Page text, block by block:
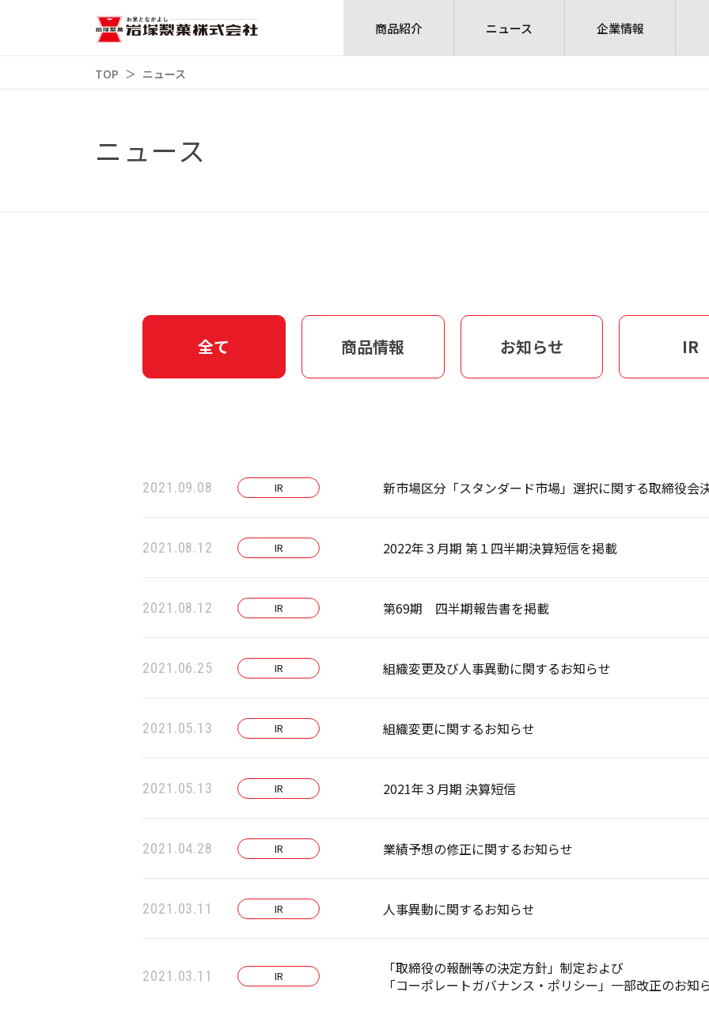
商品紹介 ニュース 企業情報
TOP ニュース
ニュース
全て 商品情報 お知らせ IR
2021.09.08 IR 新市場区分「スタンダード市場」選択に関する取締役会
2021.08.12 IR 2022年３月期 第１四半期決算短信を掲載
2021.08.12 IR 第69期 四半期報告書を掲載
2021.06.25 IR 組織変更及び人事異動に関するお知らせ
2021.05.13 IR 組織変更に関するお知らせ
2021.05.13 IR 2021年３月期 決算短信
2021.04.28 IR 業績予想の修正に関するお知らせ
2021.03.11 IR 人事異動に関するお知らせ
2021.03.11 IR
「取締役の報酬等の決定方針」制定および
「コーポレートガバナンス・ポリシー」一部改正のお知